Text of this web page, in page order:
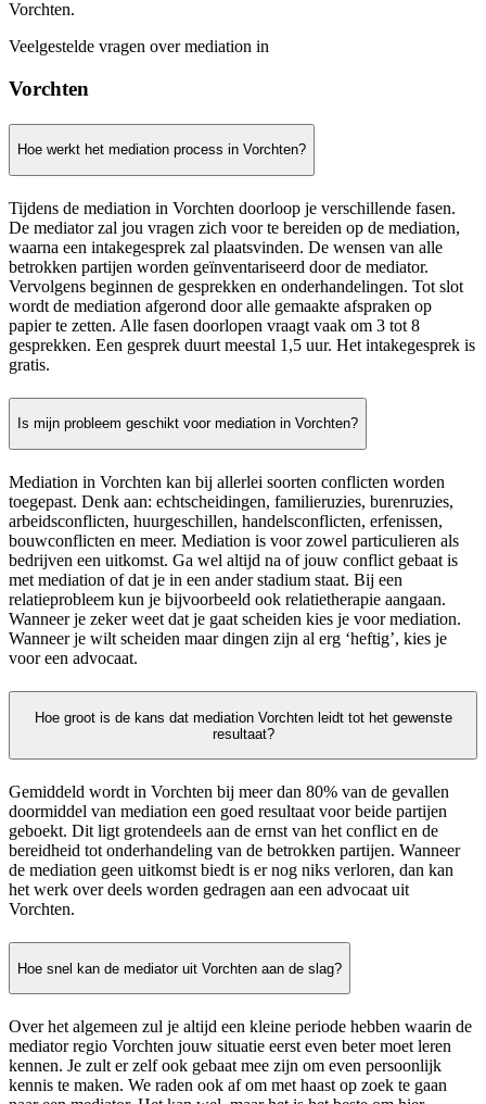
Vorchten.
Veelgestelde vragen over mediation in
Vorchten
Hoe werkt het mediation process in Vorchten?
Tijdens de mediation in Vorchten doorloop je verschillende fasen.
De mediator zal jou vragen zich voor te bereiden op de mediation,
waarna een intakegesprek zal plaatsvinden. De wensen van alle
betrokken partijen worden geïnventariseerd door de mediator.
Vervolgens beginnen de gesprekken en onderhandelingen. Tot slot
wordt de mediation afgerond door alle gemaakte afspraken op
papier te zetten. Alle fasen doorlopen vraagt vaak om 3 tot 8
gesprekken. Een gesprek duurt meestal 1,5 uur. Het intakegesprek is
gratis.
Is mijn probleem geschikt voor mediation in Vorchten?
Mediation in Vorchten kan bij allerlei soorten conflicten worden
toegepast. Denk aan: echtscheidingen, familieruzies, burenruzies,
arbeidsconflicten, huurgeschillen, handelsconflicten, erfenissen,
bouwconflicten en meer. Mediation is voor zowel particulieren als
bedrijven een uitkomst. Ga wel altijd na of jouw conflict gebaat is
met mediation of dat je in een ander stadium staat. Bij een
relatieprobleem kun je bijvoorbeeld ook relatietherapie aangaan.
Wanneer je zeker weet dat je gaat scheiden kies je voor mediation.
Wanneer je wilt scheiden maar dingen zijn al erg ‘heftig’, kies je
voor een advocaat.
Hoe groot is de kans dat mediation Vorchten leidt tot het gewenste
resultaat?
Gemiddeld wordt in Vorchten bij meer dan 80% van de gevallen
doormiddel van mediation een goed resultaat voor beide partijen
geboekt. Dit ligt grotendeels aan de ernst van het conflict en de
bereidheid tot onderhandeling van de betrokken partijen. Wanneer
de mediation geen uitkomst biedt is er nog niks verloren, dan kan
het werk over deels worden gedragen aan een advocaat uit
Vorchten.
Hoe snel kan de mediator uit Vorchten aan de slag?
Over het algemeen zul je altijd een kleine periode hebben waarin de
mediator regio Vorchten jouw situatie eerst even beter moet leren
kennen. Je zult er zelf ook gebaat mee zijn om even persoonlijk
kennis te maken. We raden ook af om met haast op zoek te gaan